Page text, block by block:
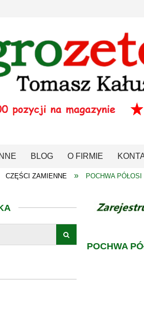
BLOG O FIRMIE
CZĘŚCI ZAMIENNE » POCHWA PÓŁOSI
POCHWA